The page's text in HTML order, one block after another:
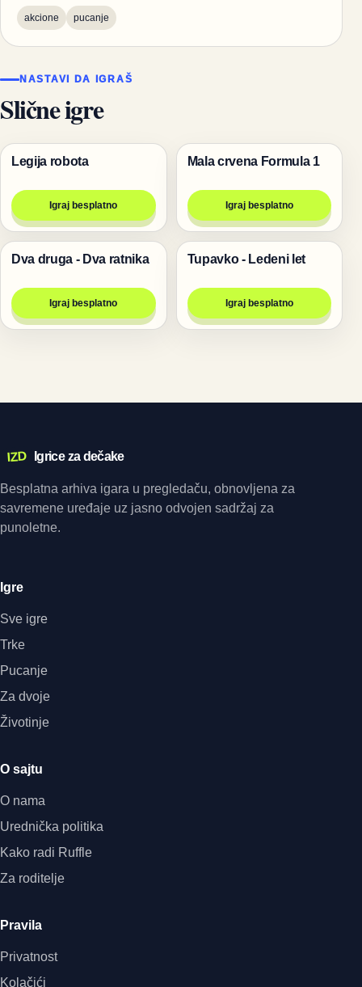
akcione pucanje
NASTAVI DA IGRAŠ
Slične igre
Pucanje
Legija robota
Igraj besplatno
Trke
Mala crvena Formula 1
Igraj besplatno
Igre za dvoje
Dva druga - Dva ratnika
Igraj besplatno
Igre
Tupavko - Ledeni let
Igraj besplatno
IZD Igrice za dečake
Besplatna arhiva igara u pregledaču, obnovljena za
savremene uređaje uz jasno odvojen sadržaj za
punoletne.
Igre
Sve igre
Trke
Pucanje
Za dvoje
Životinje
O sajtu
O nama
Urednička politika
Kako radi Ruffle
Za roditelje
Pravila
Privatnost
Kolačići